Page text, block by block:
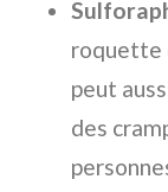
roquette
peut
des